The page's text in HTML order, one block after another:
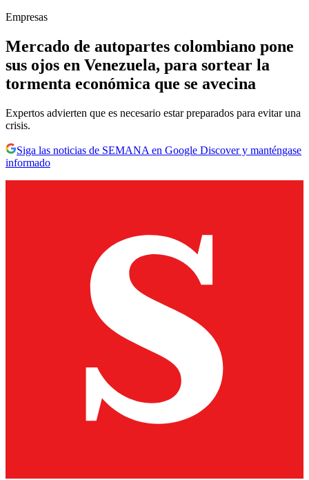
Empresas
Mercado de autopartes colombiano pone
sus ojos en Venezuela, para sortear la
tormenta económica que se avecina
Expertos advierten que es necesario estar preparados para evitar una
crisis.
Siga las noticias de SEMANA en Google Discover y manténgase
informado